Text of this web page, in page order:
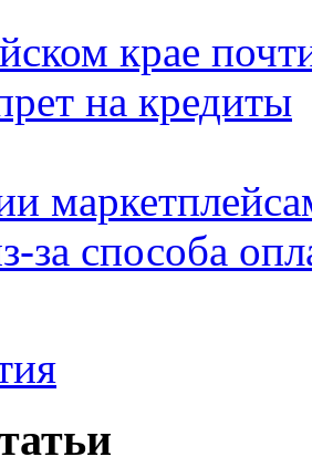
крае
на кредиты
за способа